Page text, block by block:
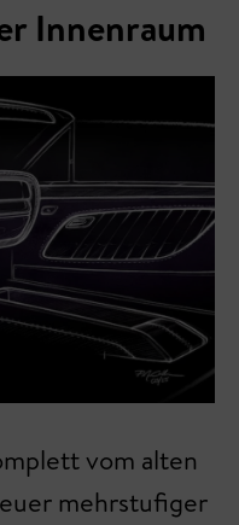
Innenraum
vom alten
mehrstufiger